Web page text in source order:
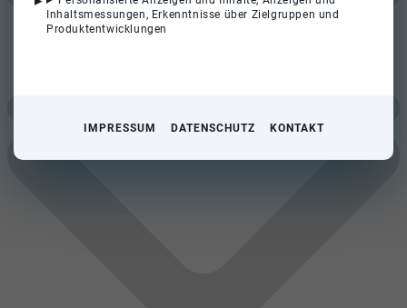
Inhaltsmessungen, Erkenntnisse über Zielgruppen und
Produktentwicklungen
IMPRESSUM DATENSCHUTZ KONTAKT